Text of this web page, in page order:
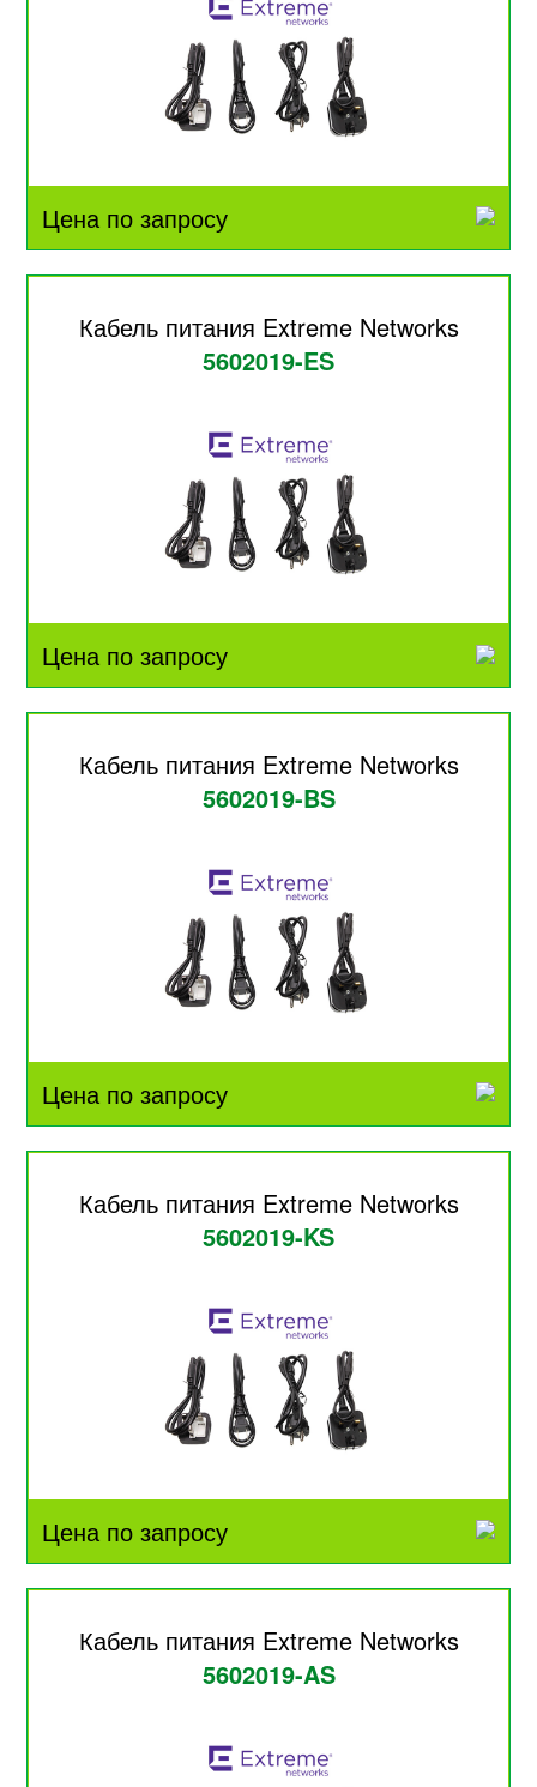
Цена по запросу
Кабель питания Extreme Networks
5602019-ES
Цена по запросу
Кабель питания Extreme Networks
5602019-BS
Цена по запросу
Кабель питания Extreme Networks
5602019-KS
Цена по запросу
Кабель питания Extreme Networks
5602019-AS